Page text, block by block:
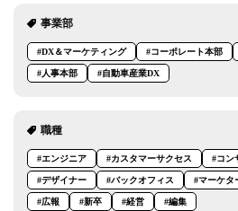
事業部
#DX＆マーケティング #コーポレート本部
#人事本部 #自動車産業DX
職種
#エンジニア #カスタマーサクセス #コン
#デザイナー #バックオフィス #マーケタ
#広報 #新卒 #経営 #編集